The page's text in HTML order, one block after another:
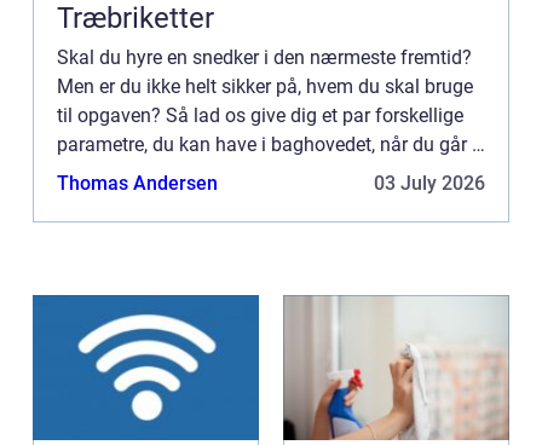
Træbriketter
Skal du hyre en snedker i den nærmeste fremtid?
Men er du ikke helt sikker på, hvem du skal bruge
til opgaven? Så lad os give dig et par forskellige
parametre, du kan have i baghovedet, når du går i
gang med søgep...
Thomas Andersen 03 July 2026